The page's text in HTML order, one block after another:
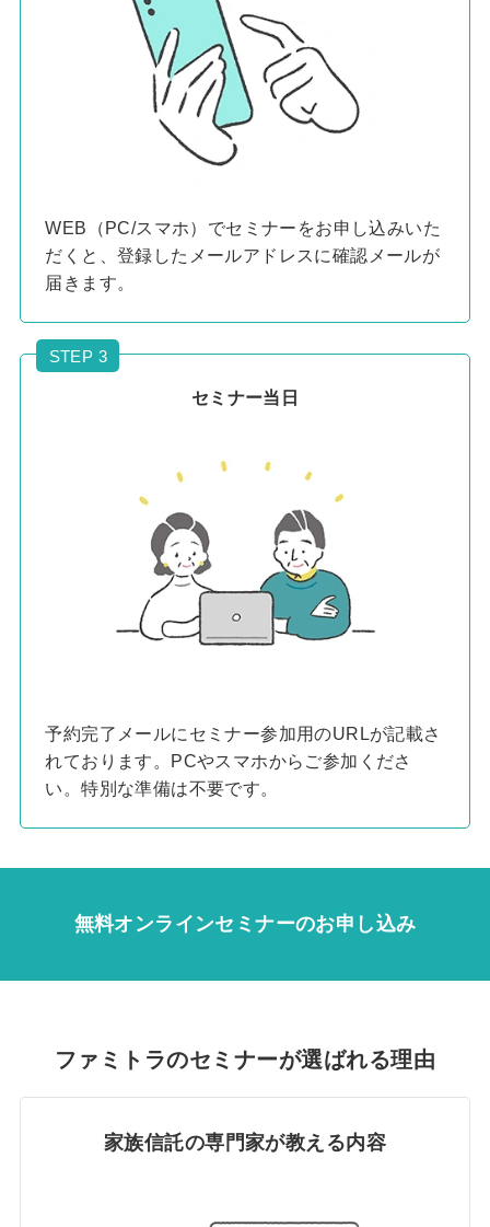
WEB（PC/スマホ）でセミナーをお申し込みいた
だくと、登録したメールアドレスに確認メールが
届きます。
STEP 3
セミナー当日
予約完了メールにセミナー参加用のURLが記載さ
れております。PCやスマホからご参加くださ
い。特別な準備は不要です。
無料オンラインセミナーのお申し込み
ファミトラのセミナーが選ばれる理由
家族信託の専門家が教える内容